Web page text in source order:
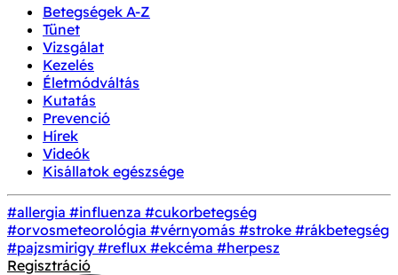
Betegségek A-Z
Tünet
Vizsgálat
Kezelés
Életmódváltás
Kutatás
Prevenció
Hírek
Videók
Kisállatok egészsége
#allergia #influenza #cukorbetegség
#orvosmeteorológia #vérnyomás #stroke #rákbetegség
#pajzsmirigy #reflux #ekcéma #herpesz
Regisztráció